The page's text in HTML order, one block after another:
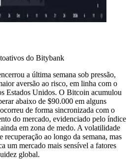
do Bitybank
a última semana sob pressão,
aversão ao risco, em linha com o
Estados Unidos. O Bitcoin acumulou
abaixo de $90.000 em alguns
de forma sincronizada com o
do mercado, evidenciado pelo índice
em zona de medo. A volatilidade
recuperação ao longo da semana, mas
um mercado mais sensível a fatores
global.